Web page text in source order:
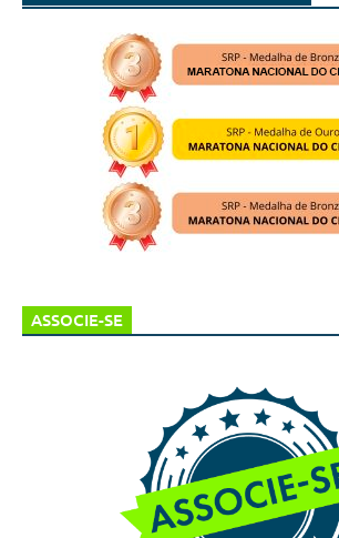
ASSOCIE-SE